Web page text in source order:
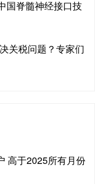
国脊髓神经接口技
关税问题？专家们
高于2025所有月份